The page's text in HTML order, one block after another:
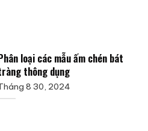
loại các mẫu ấm chén bát
thông dụng
8 30, 2024